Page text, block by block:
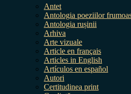
Antet
Antologia poeziilor
Antologia rușinii
Arhiva
Arte vizuale
Article en français
Articles in English
Artículos en español
Autori
Certitudinea print